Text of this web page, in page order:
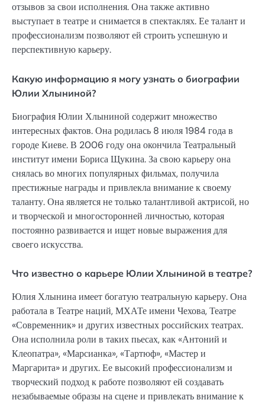
отзывов за свои исполнения. Она также активно
выступает в театре и снимается в спектаклях. Ее талант и
профессионализм позволяют ей строить успешную и
перспективную карьеру.
Какую информацию я могу узнать о биографии
Юлии Хлыниной?
Биография Юлии Хлыниной содержит множество
интересных фактов. Она родилась 8 июля 1984 года в
городе Киеве. В 2006 году она окончила Театральный
институт имени Бориса Щукина. За свою карьеру она
снялась во многих популярных фильмах, получила
престижные награды и привлекла внимание к своему
таланту. Она является не только талантливой актрисой, но
и творческой и многосторонней личностью, которая
постоянно развивается и ищет новые выражения для
своего искусства.
Что известно о карьере Юлии Хлыниной в театре?
Юлия Хлынина имеет богатую театральную карьеру. Она
работала в Театре наций, МХАТе имени Чехова, Театре
«Современник» и других известных российских театрах.
Она исполнила роли в таких пьесах, как «Антоний и
Клеопатра», «Марсианка», «Тартюф», «Мастер и
Маргарита» и других. Ее высокий профессионализм и
творческий подход к работе позволяют ей создавать
незабываемые образы на сцене и привлекать внимание к